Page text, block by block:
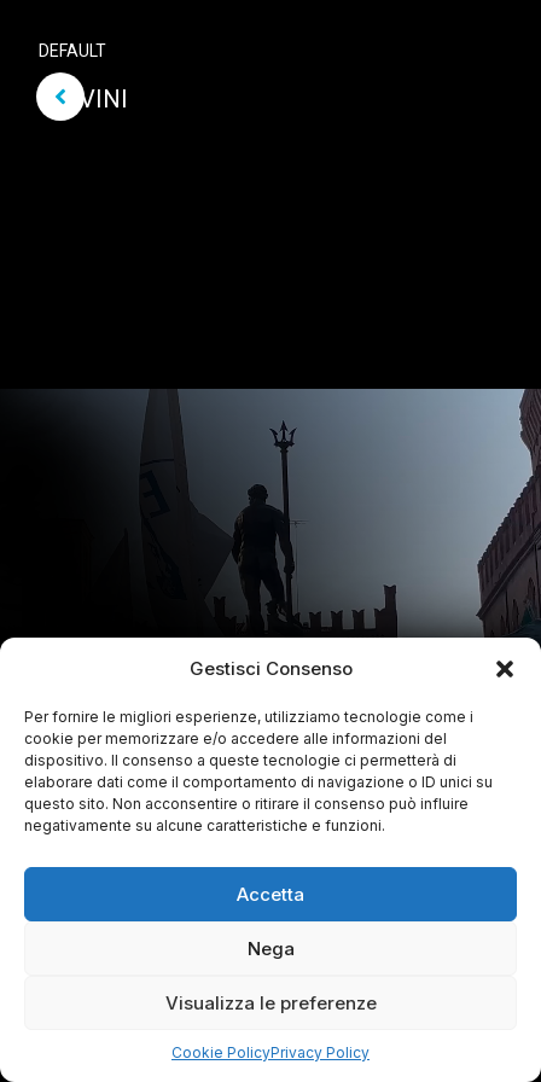
Gestisci Consenso
Per fornire le migliori esperienze, utilizziamo tecnologie come i
cookie per memorizzare e/o accedere alle informazioni del
dispositivo. Il consenso a queste tecnologie ci permetterà di
elaborare dati come il comportamento di navigazione o ID unici su
questo sito. Non acconsentire o ritirare il consenso può influire
negativamente su alcune caratteristiche e funzioni.
Accetta
Nega
Visualizza le preferenze
Cookie PolicyPrivacy Policy